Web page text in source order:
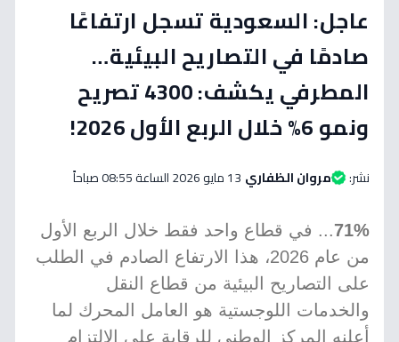
عاجل: السعودية تسجل ارتفاعًا
صادمًا في التصاريح البيئية…
المطرفي يكشف: 4300 تصريح
ونمو 6% خلال الربع الأول 2026!
نشر: مروان الظفاري 13 مايو 2026 الساعة 08:55 صباحاً
71%... في قطاع واحد فقط خلال الربع الأول
من عام 2026، هذا الارتفاع الصادم في الطلب
على التصاريح البيئية من قطاع النقل
والخدمات اللوجستية هو العامل المحرك لما
أعلنه المركز الوطني للرقابة على الالتزام